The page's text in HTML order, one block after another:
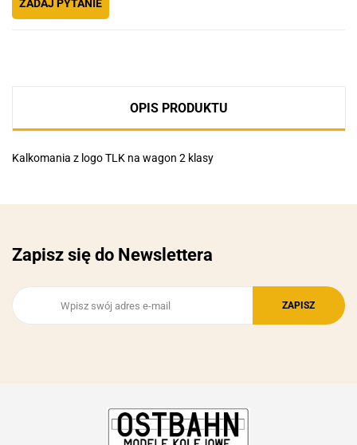
ZADAJ PYTANIE
OPIS PRODUKTU
Kalkomania z logo TLK na wagon 2 klasy
Zapisz się do Newslettera